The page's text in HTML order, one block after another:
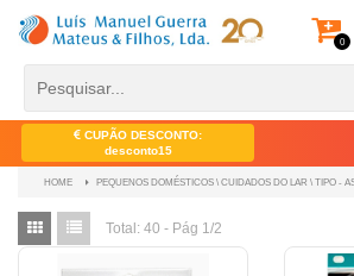
0
CUPÃO DESCONTO:
desconto15
HOME PEQUENOS DOMÉSTICOS \ CUIDADOS DO LAR \ TIPO -
Total: 40 - Pág 1/2